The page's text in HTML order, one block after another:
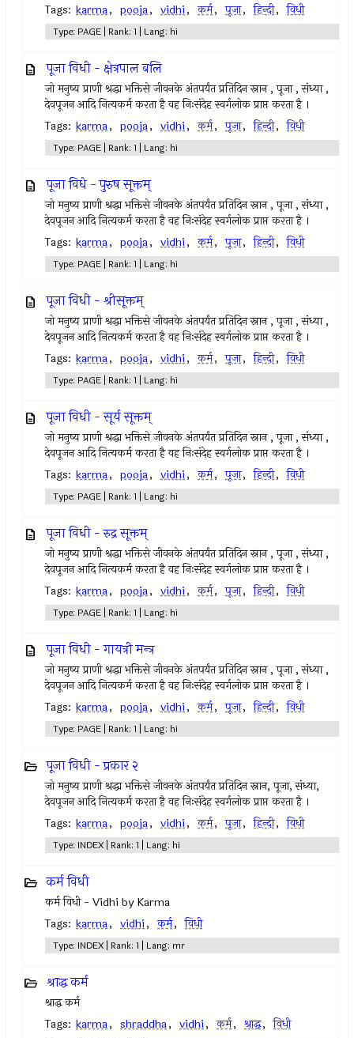
Tags: karma, pooja, vidhi, कर्म, पूजा, हिन्दी, विधी
Type: PAGE | Rank: 1 | Lang: hi
पूजा विधी - क्षेत्रपाल बलि
जो मनुष्य प्राणी श्रद्धा भक्तिसे जीवनके अंतपर्यंत प्रतिदिन स्नान , पूजा , संध्या ,
देवपूजन आदि नित्यकर्म करता है वह निःसंदेह स्वर्गलोक प्राप्त करता है ।
Tags: karma, pooja, vidhi, कर्म, पूजा, हिन्दी, विधी
Type: PAGE | Rank: 1 | Lang: hi
पूजा विधे - पुरुष सूक्तम्
जो मनुष्य प्राणी श्रद्धा भक्तिसे जीवनके अंतपर्यंत प्रतिदिन स्नान , पूजा , संध्या ,
देवपूजन आदि नित्यकर्म करता है वह निःसंदेह स्वर्गलोक प्राप्त करता है ।
Tags: karma, pooja, vidhi, कर्म, पूजा, हिन्दी, विधी
Type: PAGE | Rank: 1 | Lang: hi
पूजा विधी - श्रीसूक्तम्
जो मनुष्य प्राणी श्रद्धा भक्तिसे जीवनके अंतपर्यंत प्रतिदिन स्नान , पूजा , संध्या ,
देवपूजन आदि नित्यकर्म करता है वह निःसंदेह स्वर्गलोक प्राप्त करता है ।
Tags: karma, pooja, vidhi, कर्म, पूजा, हिन्दी, विधी
Type: PAGE | Rank: 1 | Lang: hi
पूजा विधी - सूर्य सूक्तम्
जो मनुष्य प्राणी श्रद्धा भक्तिसे जीवनके अंतपर्यंत प्रतिदिन स्नान , पूजा , संध्या ,
देवपूजन आदि नित्यकर्म करता है वह निःसंदेह स्वर्गलोक प्राप्त करता है ।
Tags: karma, pooja, vidhi, कर्म, पूजा, हिन्दी, विधी
Type: PAGE | Rank: 1 | Lang: hi
पूजा विधी - रुद्र सूक्तम्
जो मनुष्य प्राणी श्रद्धा भक्तिसे जीवनके अंतपर्यंत प्रतिदिन स्नान , पूजा , संध्या ,
देवपूजन आदि नित्यकर्म करता है वह निःसंदेह स्वर्गलोक प्राप्त करता है ।
Tags: karma, pooja, vidhi, कर्म, पूजा, हिन्दी, विधी
Type: PAGE | Rank: 1 | Lang: hi
पूजा विधी - गायत्री मन्त्र
जो मनुष्य प्राणी श्रद्धा भक्तिसे जीवनके अंतपर्यंत प्रतिदिन स्नान , पूजा , संध्या ,
देवपूजन आदि नित्यकर्म करता है वह निःसंदेह स्वर्गलोक प्राप्त करता है ।
Tags: karma, pooja, vidhi, कर्म, पूजा, हिन्दी, विधी
Type: PAGE | Rank: 1 | Lang: hi
पूजा विधी - प्रकार २
जो मनुष्य प्राणी श्रद्धा भक्तिसे जीवनके अंतपर्यंत प्रतिदिन स्नान, पूजा, संध्या,
देवपूजन आदि नित्यकर्म करता है वह निःसंदेह स्वर्गलोक प्राप्त करता है ।
Tags: karma, pooja, vidhi, कर्म, पूजा, हिन्दी, विधी
Type: INDEX | Rank: 1 | Lang: hi
कर्म विधी
कर्म विधी - Vidhi by Karma
Tags: karma, vidhi, कर्म, विधी
Type: INDEX | Rank: 1 | Lang: mr
श्राद्ध कर्म
श्राद्ध कर्म
Tags: karma, shraddha, vidhi, कर्म, श्राद्ध, विधी